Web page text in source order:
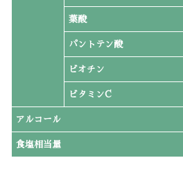
葉酸
パントテン酸
ビオチン
ビタミンC
アルコール
食塩相当量